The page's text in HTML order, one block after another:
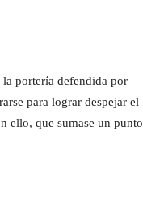
portería defendida por
para lograr despejar el
ello, que sumase un punto